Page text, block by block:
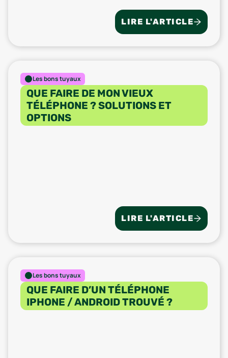
LIRE L'ARTICLE
Les bons tuyaux
QUE FAIRE DE MON VIEUX
TÉLÉPHONE ? SOLUTIONS ET
OPTIONS
LIRE L'ARTICLE
Les bons tuyaux
QUE FAIRE D’UN TÉLÉPHONE
IPHONE / ANDROID TROUVÉ ?